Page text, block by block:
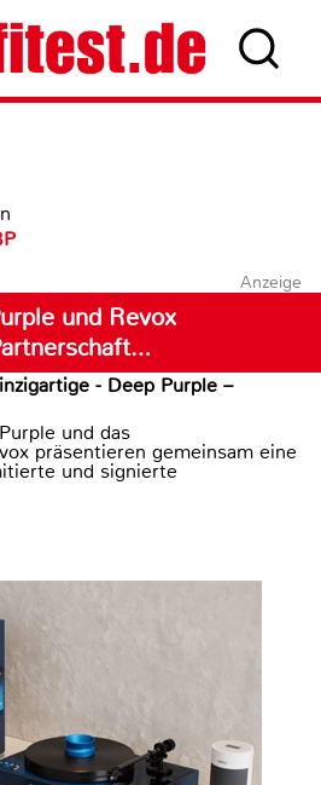
Anzeige
und Revox
- Deep Purple –
und das
präsentieren gemeinsam eine
und signierte